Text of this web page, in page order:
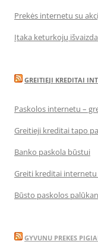
Prekės internetu su
Įtaka keturkojų
GREITIEJI KREDITAI
Paskolos internetu –
Greitieji kreditai tapo
Banko paskola būstui
Greiti kreditai
Būsto paskolos
GYVUNU PREKES